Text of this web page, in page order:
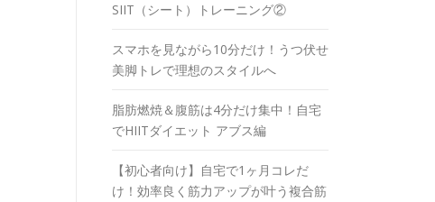
SIIT（シート）トレーニング②
スマホを見ながら10分だけ！うつ伏せ
美脚トレで理想のスタイルへ
脂肪燃焼＆腹筋は4分だけ集中！自宅
でHIITダイエット アブス編
【初心者向け】自宅で1ヶ月コレだ
け！効率良く筋力アップが叶う複合筋